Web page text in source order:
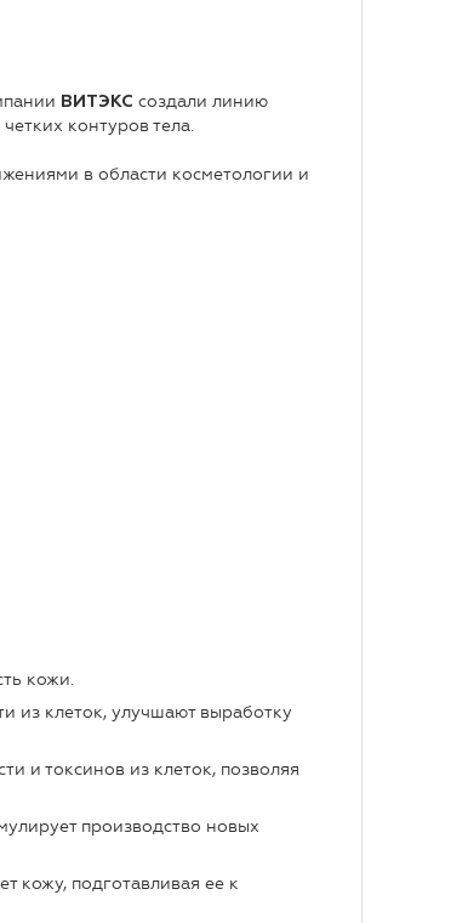
ВИТЭКС создали линию
контуров тела.
в области косметологии и
кожи.
из клеток, улучшают выработку
и токсинов из клеток, позволяя
производство новых
кожу, подготавливая ее к